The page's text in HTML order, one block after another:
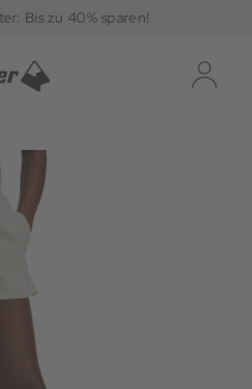
Bis zu 40% sparen!